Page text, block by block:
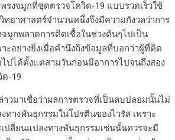
รงจมูกที่ชุดตรวจโควิด-19 แบบรวดเร็วใช้
ทยาศาสตร์จำนวนหนึ่งจึงมีความกังวลว่าการ
มูกพลาดการติดเชื้อในช่วงต้นๆไปเป็น
ะอย่างยิ่งเมื่อคำนึงถึงข้อมูลที่บอกว่าผู้ที่ติด
ไปได้ตั้งแต่สามวันก่อนมีอาการไปจนถึงสอง
ด-19
วมาเชื่อว่าผลการตรวจที่เป็นลบปลอมนั้นไม่
ทางพันธุกรรมในโปรตีนของไวรัส เพราะ
ปลี่ยนแปลงทางพันธุกรรมเช่นนั้นควรจะมี